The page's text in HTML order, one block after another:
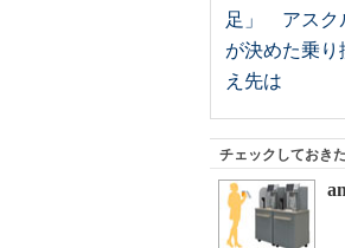
足」 アスク
が決めた乗り
え先は
チェックしておき